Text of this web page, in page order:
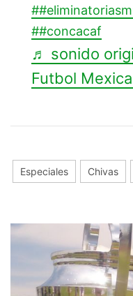
##concacaf
♬ sonido
Futbol
Especiales Chivas